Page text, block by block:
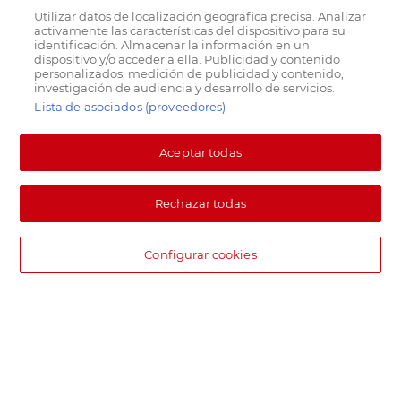
Utilizar datos de localización geográfica precisa. Analizar
activamente las características del dispositivo para su
identificación. Almacenar la información en un
dispositivo y/o acceder a ella. Publicidad y contenido
personalizados, medición de publicidad y contenido,
investigación de audiencia y desarrollo de servicios.
Lista de asociados (proveedores)
Aceptar todas
Rechazar todas
Configurar cookies